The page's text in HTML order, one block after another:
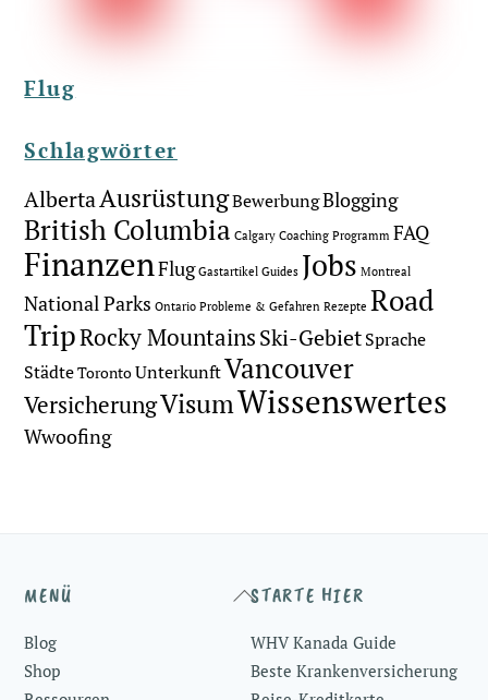
Flug
Schlagwörter
AlbertaAusrüstungBewerbungBlogging
British Columbia Calgary Coaching Programm FAQ
FinanzenFlug Gastartikel Guides Jobs Montreal
National Parks Ontario Probleme & Gefahren Rezepte Road
TripRocky MountainsSki-GebietSprache
StädteTorontoUnterkunftVancouver
VersicherungVisumWissenswertes
Wwoofing
Back
Top
MENÜ
Blog
Shop
STARTE HIER
WHV Kanada Guide
Beste Krankenversicherung